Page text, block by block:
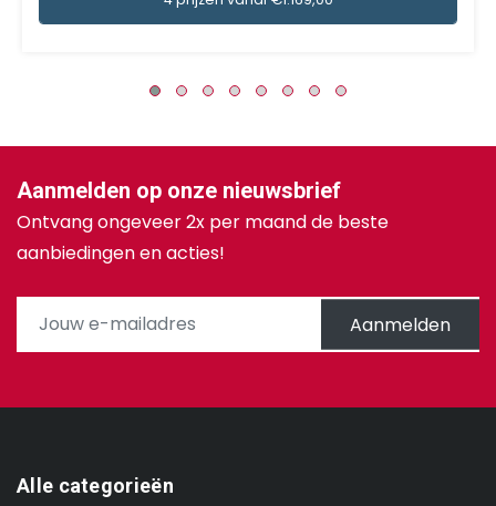
Aanmelden op onze nieuwsbrief
Ontvang ongeveer 2x per maand de beste
aanbiedingen en acties!
Aanmelden
Alle categorieën